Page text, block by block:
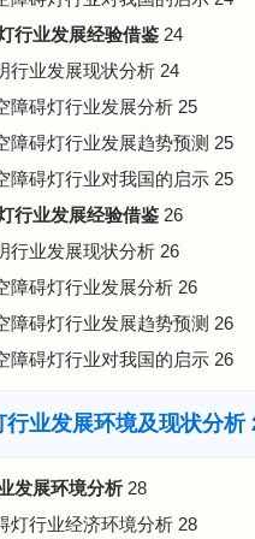
行业发展经验借鉴 24
行业发展现状分析 24
障碍灯行业发展分析 25
障碍灯行业发展趋势预测 25
障碍灯行业对我国的启示 25
行业发展经验借鉴 26
行业发展现状分析 26
障碍灯行业发展分析 26
障碍灯行业发展趋势预测 26
障碍灯行业对我国的启示 26
业发展环境及现状分析
发展环境分析 28
灯行业经济环境分析 28